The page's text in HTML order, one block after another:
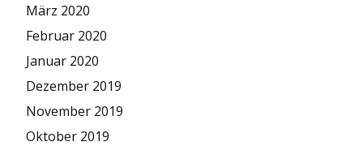
März 2020
Februar 2020
Januar 2020
Dezember 2019
November 2019
Oktober 2019